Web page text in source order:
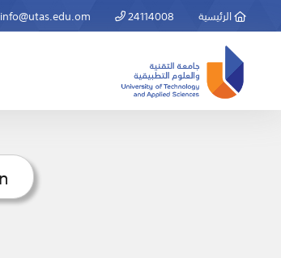
الرئيسية 24114008
info@utas.edu.om